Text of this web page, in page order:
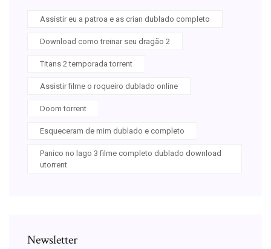
Assistir eu a patroa e as crian dublado completo
Download como treinar seu dragão 2
Titans 2 temporada torrent
Assistir filme o roqueiro dublado online
Doom torrent
Esqueceram de mim dublado e completo
Panico no lago 3 filme completo dublado download
utorrent
Newsletter